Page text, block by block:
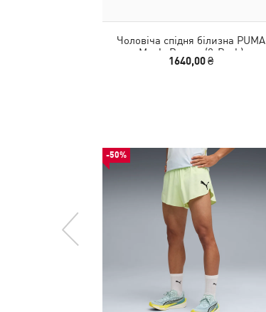
Чоловіча спідня білизна PUMA
Men's Boxers (2-Pack)
1640,00 ₴
-50%